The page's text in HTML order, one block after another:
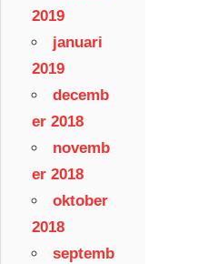
2019
januari
2019
decemb
er 2018
novemb
er 2018
oktober
2018
septemb